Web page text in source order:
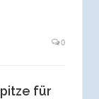
0
für